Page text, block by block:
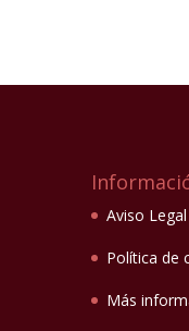
Aviso Legal
Política de
Más